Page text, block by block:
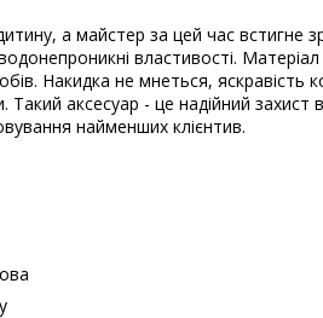
а майстер за цей час
властивості.
Накидка не мнеться,
Такий аксесуар - це надійний
найменших клієнтив.